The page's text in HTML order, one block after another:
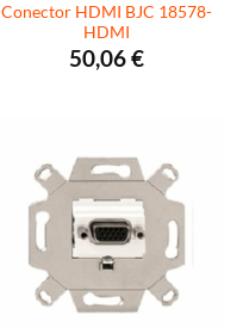
Conector HDMI BJC 18578-
HDMI
50,06€